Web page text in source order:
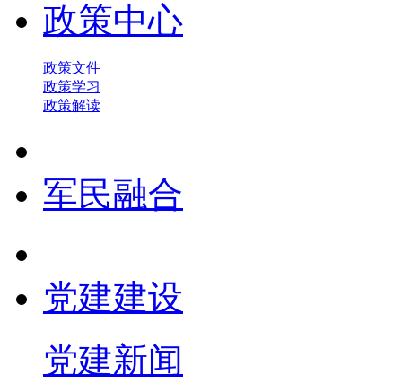
政策中心
政策文件
政策学习
政策解读
军民融合
党建建设
党建新闻